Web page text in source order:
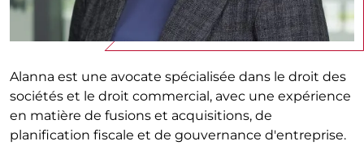
Alanna est une avocate spécialisée dans le droit des
sociétés et le droit commercial, avec une expérience
en matière de fusions et acquisitions, de
planification fiscale et de gouvernance d'entreprise.